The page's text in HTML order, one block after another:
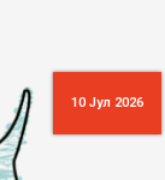
10 Јул 2026